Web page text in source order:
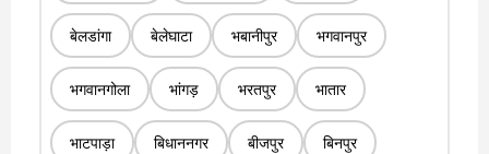
बेलडांगा बेलेघाटा भबानीपुर भगवानपुर
भगवानगोला भांगड़ भरतपुर भातार
भाटपाड़ा बिधाननगर बीजपुर बिनपुर